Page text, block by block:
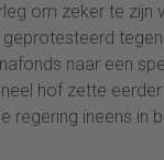
om zeker te zijn
naar een
hof zette
regering ineens in